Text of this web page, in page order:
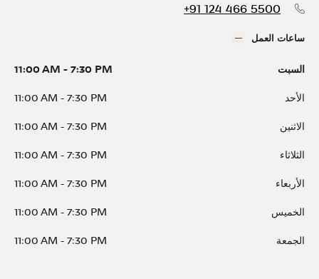
+91 124 466 5500
ساعات العمل
السبت 11:00 AM - 7:30 PM
الأحد
11:00 AM - 7:30 PM
الاثنين
11:00 AM - 7:30 PM
الثلاثاء
11:00 AM - 7:30 PM
الأربعاء
11:00 AM - 7:30 PM
الخميس
11:00 AM - 7:30 PM
الجمعة
11:00 AM - 7:30 PM